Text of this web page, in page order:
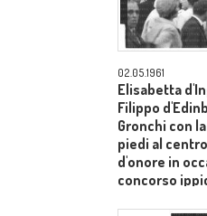
02.05.1961
Elisabetta
Filippo
Gronchi con
piedi al
d'onore in
concorso